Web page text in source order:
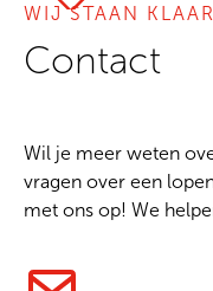
WIJ STAAN
Contact
Wil je meer weten
vragen over een
met ons op! We